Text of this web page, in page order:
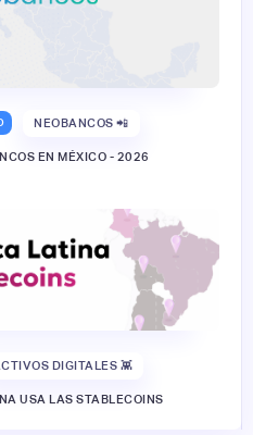
NEOBANCOS 📲
EN MÉXICO - 2026
DIGITALES 👾
USA LAS STABLECOINS